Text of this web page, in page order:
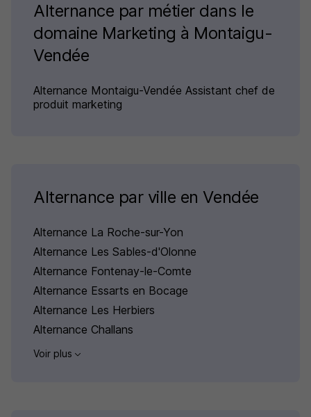
Alternance par métier dans le
domaine Marketing à Montaigu-
Vendée
Alternance Montaigu-Vendée Assistant chef de
produit marketing
Alternance par ville en Vendée
Alternance La Roche-sur-Yon
Alternance Les Sables-d'Olonne
Alternance Fontenay-le-Comte
Alternance Essarts en Bocage
Alternance Les Herbiers
Alternance Challans
Voir plus